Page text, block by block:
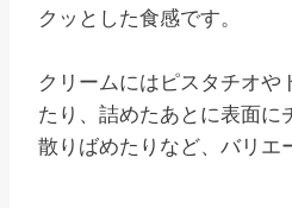
クッとした食感です。
クリームにはピスタチオや
たり、詰めたあとに表面に
散りばめたりなど、バリエ